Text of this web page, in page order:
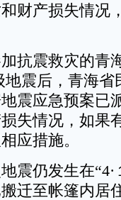
财产损失情况
震救灾的青
震后，青海
震应急预案已
失情况，如果
应措施。
仍发生在“4·
迁至帐篷内居